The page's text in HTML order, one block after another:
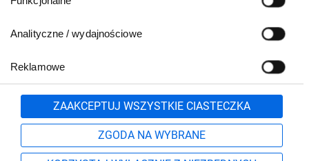
Analityczne / wydajnościowe
Reklamowe
ZAAKCEPTUJ WSZYSTKIE CIASTECZKA
ZGODA NA WYBRANE
801 500 700 lub
71 37 61 600
Formularz kontaktowy